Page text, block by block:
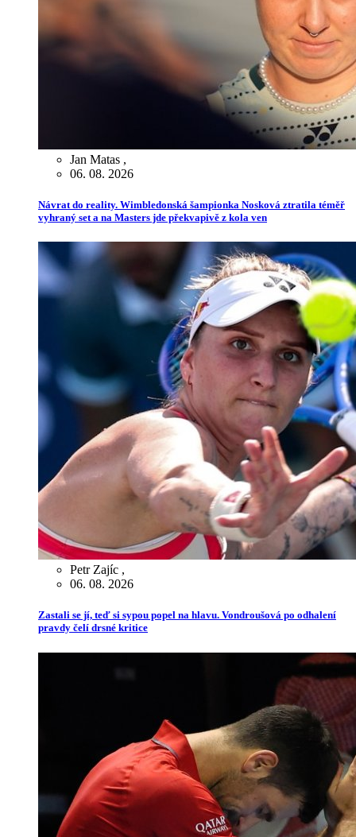
Jan Matas ,
06. 08. 2026
Návrat do reality. Wimbledonská šampionka Nosková ztratila téměř
vyhraný set a na Masters jde překvapivě z kola ven
Petr Zajíc ,
06. 08. 2026
Zastali se jí, teď si sypou popel na hlavu. Vondroušová po odhalení
pravdy čelí drsné kritice